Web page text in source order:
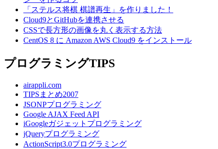
「ステルス将棋 棋譜再生」を作りました！
Cloud9とGitHubを連携させる
CSSで長方形の画像を丸く表示する方法
CentOS 8 に Amazon AWS Cloud9 をインストール
プログラミングTIPS
airappli.com
TIPSまとめ2007
JSONPプログラミング
Google AJAX Feed API
iGoogleガジェットプログラミング
jQueryプログラミング
ActionScript3.0プログラミング